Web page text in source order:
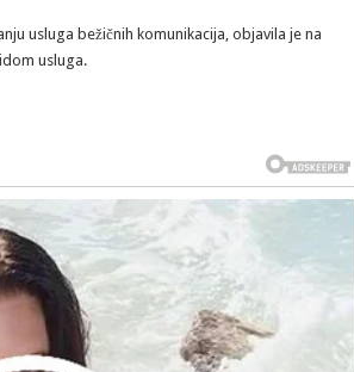
usluga bežičnih komunikacija, objavila je na
usluga.